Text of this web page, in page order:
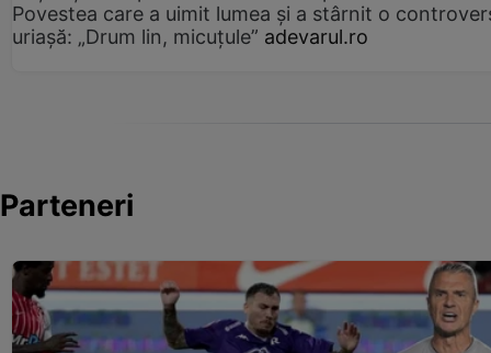
Povestea care a uimit lumea și a stârnit o
uriașă: „Drum lin, micuțule” adevarul.ro
Parteneri